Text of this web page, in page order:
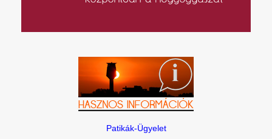
Patikák-Ügyelet